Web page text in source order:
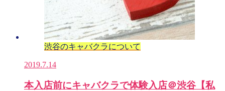
渋谷のキャバクラについて
2019.7.14
本入店前にキャバクラで体験入店＠渋谷【私